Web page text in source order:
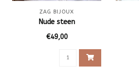
ZAG BIJOUX
Nude steen
€49,00